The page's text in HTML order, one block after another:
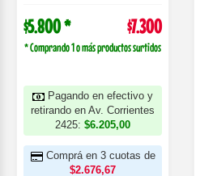
$5.800 * $7.300
* Comprando 1 o más productos surtidos
Pagando en efectivo y
retirando en Av. Corrientes
2425: $6.205,00
Comprá en 3 cuotas de
$2.676,67